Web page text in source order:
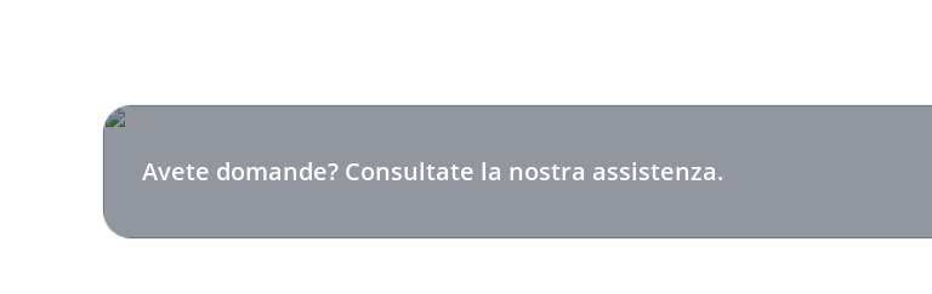
Avete domande? Consultate la nostra assistenza.